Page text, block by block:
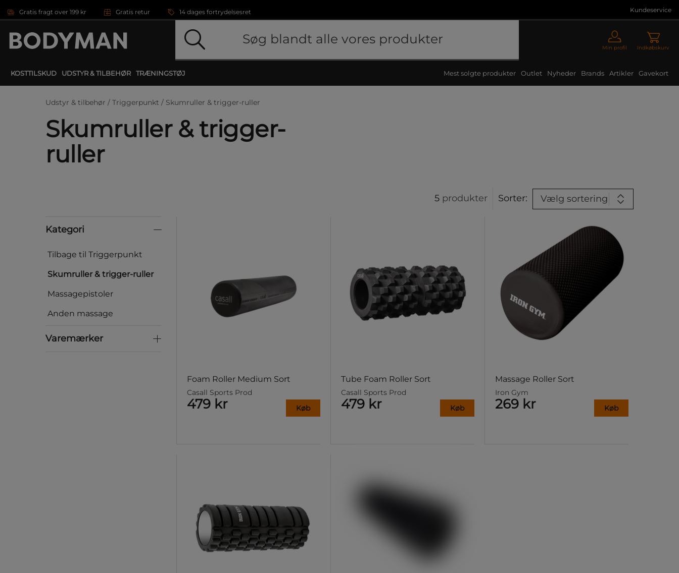
Gratis fragt over 199 kr Gratis retur 14 dages fortrydelsesret Kundeservice
Min profil Indkøbskurv
KOSTTILSKUD UDSTYR & TILBEHØR TRÆNINGSTØJ Mest solgte produkter Outlet Nyheder Brands Artikler Gavekort
Udstyr & tilbehør / Triggerpunkt / Skumruller & trigger-ruller
Skumruller & trigger-
ruller
5 produkter Sorter: Vælg sortering
Kategori
Tilbage til Triggerpunkt
Skumruller & trigger-ruller
Massagepistoler
Anden massage
VaremærkerVaremærker
Foam Roller Medium Sort
Casall Sports Prod
479 kr Køb
Tube Foam Roller Sort
Casall Sports Prod
479 kr Køb
Massage Roller Sort
Iron Gym
269 kr Køb